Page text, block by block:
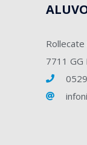
Rollecate
7711 GG